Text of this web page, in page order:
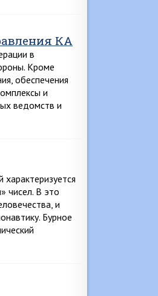
КА
в
Кроме
обеспечения
и
ведомств и
чисел. В это
и
Бурное